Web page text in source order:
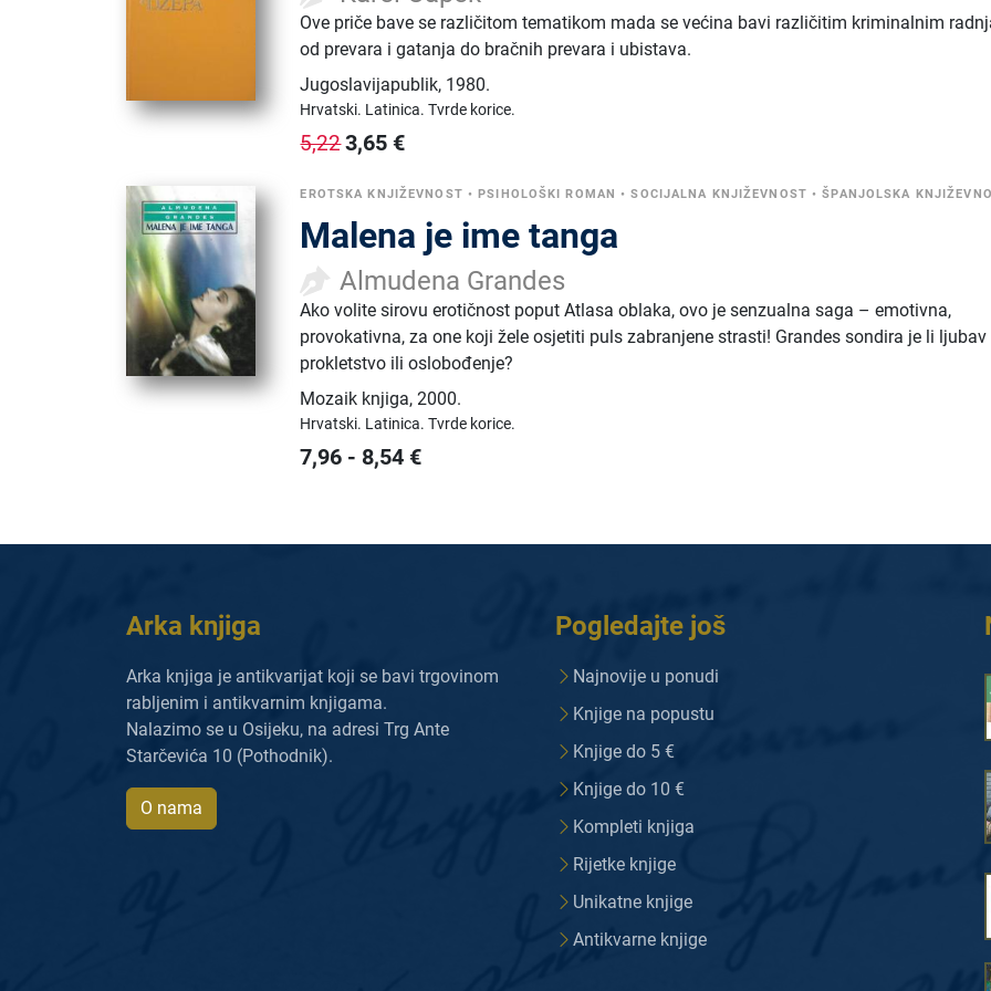
Ove priče bave se različitom tematikom mada se većina bavi različitim kriminalnim
od prevara i gatanja do bračnih prevara i ubistava.
Jugoslavijapublik, 1980.
Hrvatski. Latinica.Tvrde korice.
5,223,65 €
EROTSKA KNJIŽEVNOST •PSIHOLOŠKI ROMAN •SOCIJALNA KNJIŽEVNOST •ŠPANJOLSKA
Malena je ime tanga
Almudena Grandes
Ako volite sirovu erotičnost poput Atlasa oblaka, ovo je senzualna saga – emotivna,
provokativna, za one koji žele osjetiti puls zabranjene strasti! Grandes sondira je li ljubav
prokletstvo ili oslobođenje?
Mozaik knjiga,2000.
Hrvatski. Latinica.Tvrde korice.
7,96 - 8,54 €
Arka knjiga
Arka knjiga je antikvarijat koji se bavi trgovinom
rabljenim i antikvarnim knjigama.
Nalazimo se u Osijeku, na adresi Trg Ante
Starčevića 10 (Pothodnik).
O nama
Pogledajte još
Najnovije u ponudi
Knjige na popustu
Knjige do 5 €
Knjige do 10 €
Kompleti knjiga
Rijetke knjige
Unikatne knjige
Antikvarne knjige